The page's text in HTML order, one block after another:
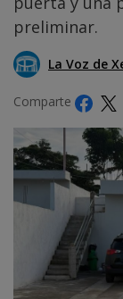
preliminar.
La Voz de
Comparte